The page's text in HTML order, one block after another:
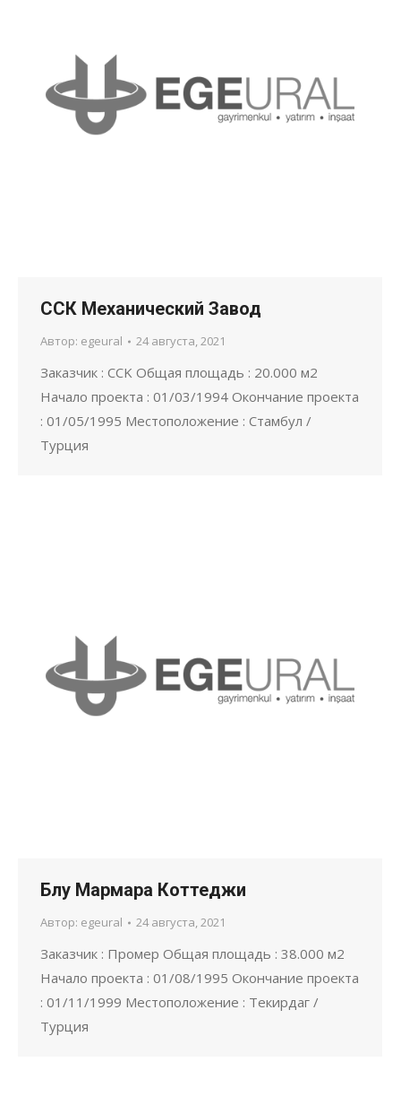
ССК Механический Завод
Автор: egeural 24 августа, 2021
Заказчик : CCK Общая площадь : 20.000 м2
Начало проекта : 01/03/1994 Окончание проекта
: 01/05/1995 Местоположение : Стамбул /
Турция
Блу Мармара Коттеджи
Автор: egeural 24 августа, 2021
Заказчик : Промер Общая площадь : 38.000 м2
Начало проекта : 01/08/1995 Окончание проекта
: 01/11/1999 Местоположение : Текирдаг /
Турция